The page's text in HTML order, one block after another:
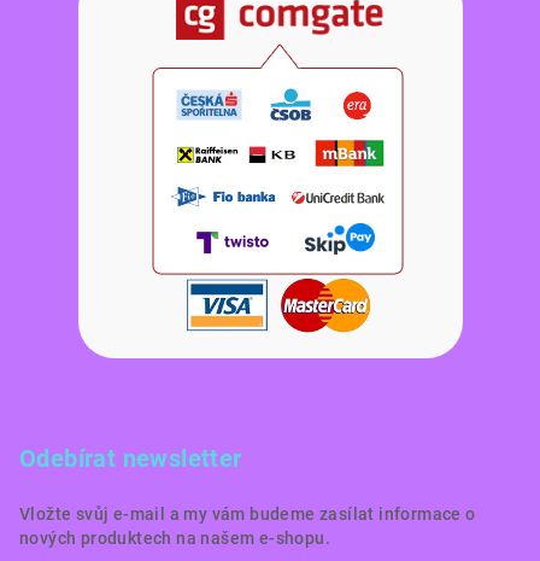
Odebírat newsletter
Vložte svůj e-mail a my vám budeme zasílat informace o
nových produktech na našem e-shopu.